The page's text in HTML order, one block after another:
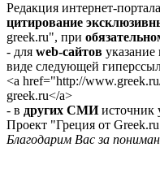
Редакция интернет-
цитирование
greek.ru", при
- для web-сайтов указание
виде следующей
<a href="http://
greek.ru</a>
- в других СМИисточник
Проект "Греция от
Благодарим Вас за